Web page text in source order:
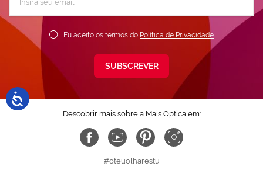
Newsletter:
Eu aceito os termos do Política de Privacidade
SUBSCREVER
Descobrir mais sobre a Mais Optica em:
#oteuolharestu